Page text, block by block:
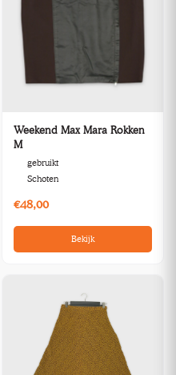
Weekend Max Mara Rokken
M
gebruikt
Schoten
€48,00
Bekijk